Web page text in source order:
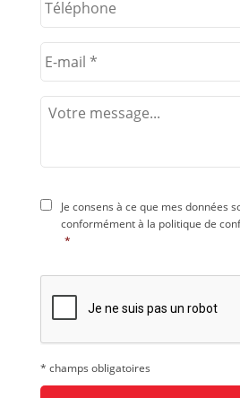
Je consens à ce que mes données
conformément à la politique de
*
* champs obligatoires